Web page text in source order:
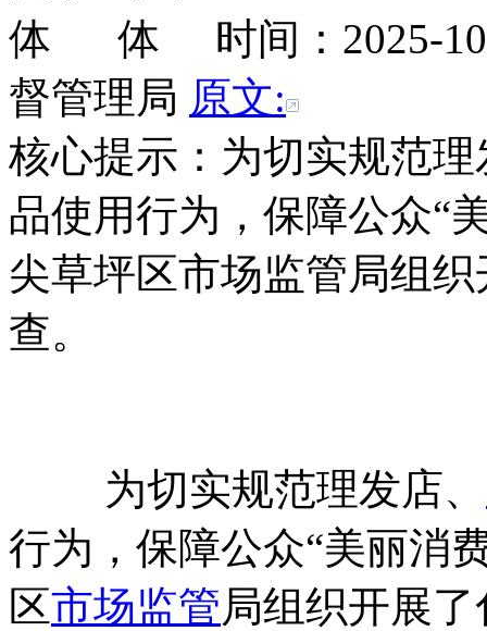
时间：2025-
督管理局 原文:
核心提示：为切实规范
品使用行为，保障公众“
尖草坪区市场监管局组
查。
为切实规范理发店、
行为，保障公众“美丽消
区市场监管局组织开展